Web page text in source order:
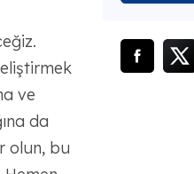
ve
da
olun, bu